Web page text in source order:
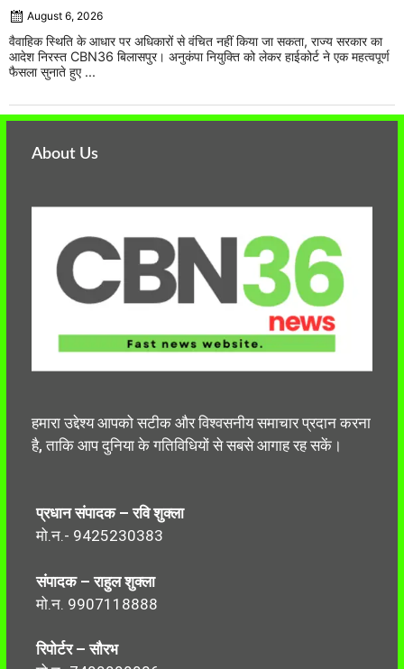
August 6, 2026
वैवाहिक स्थिति के आधार पर अधिकारों से वंचित नहीं किया जा सकता, राज्य सरकार का
आदेश निरस्त CBN36 बिलासपुर। अनुकंपा नियुक्ति को लेकर हाईकोर्ट ने एक महत्वपूर्ण
फैसला सुनाते हुए ...
About Us
हमारा उद्देश्य आपको सटीक और विश्वसनीय समाचार प्रदान करना
है, ताकि आप दुनिया के गतिविधियों से सबसे आगाह रह सकें।
प्रधान संपादक – रवि शुक्ला
मो.न.- 9425230383
संपादक – राहुल शुक्ला
मो.न. 9907118888
रिपोर्टर – सौरभ